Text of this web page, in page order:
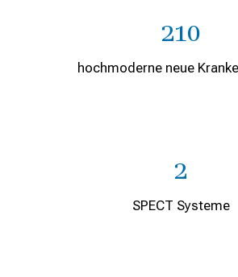
210
hochmoderne neue
2
SPECT Systeme